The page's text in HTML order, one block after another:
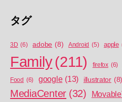
タグ
3D (6) adobe (8) Android (5) apple
Family(211) firefox (6)
Food (6) google (13) illustrator (8)
MediaCenter (32)